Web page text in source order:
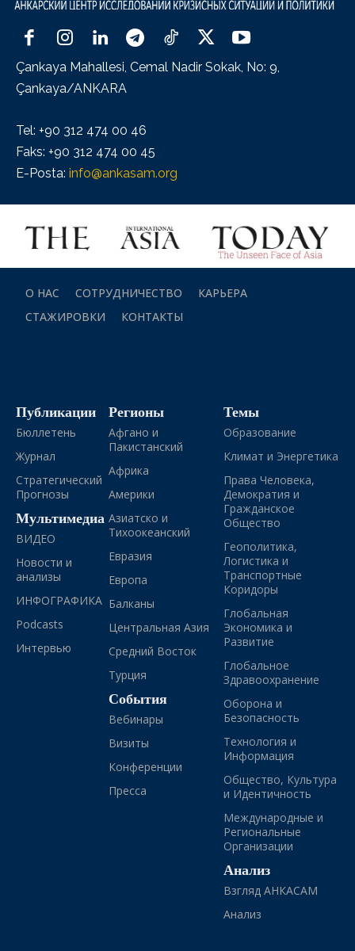
Çankaya Mahallesi, Cemal Nadir Sokak, No: 9,
Çankaya/ANKARA
Tel: +90 312 474 00 46
Faks: +90 312 474 00 45
E-Posta: info@ankasam.org
О НАС СОТРУДНИЧЕСТВО
КАРЬЕРА
СТАЖИРОВКИ
КОНТАКТЫ
Публикации
Бюллетень
Журнал
Стратегический
Прогнозы
Мультимедиа
ВИДЕО
Новости и
анализы
ИНФОГРАФИКА
Podcasts
Интервью
Регионы
Афгано и
Пакистанский
Африка
Америки
Азиатско и
Тихоокеанский
Евразия
Европа
Балканы
Центральная Азия
Средний Восток
Турция
События
Вебинары
Визиты
Конференции
Пресса
Темы
Образование
Климат и Энергетика
Права Человека,
Демократия и
Гражданское
Общество
Геополитика,
Логистика и
Транспортные
Коридоры
Глобальная
Экономика и
Развитие
Глобальное
Здравоохранение
Оборона и
Безопасность
Технология и
Информация
Общество, Культура
и Идентичность
Международные и
Региональные
Организации
Анализ
Взгляд АНКАСАМ
Анализ